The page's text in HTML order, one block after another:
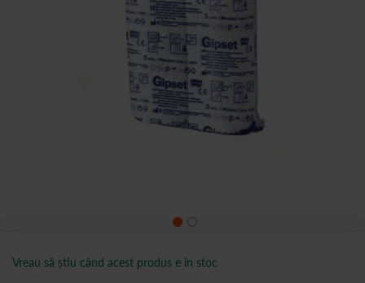
Vreau să știu când acest produs e în stoc